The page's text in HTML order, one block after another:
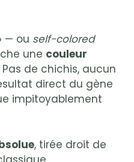
— ou self-colored
une couleur
Pas de chichis, aucun
direct du gène
impitoyablement
, tirée droit de